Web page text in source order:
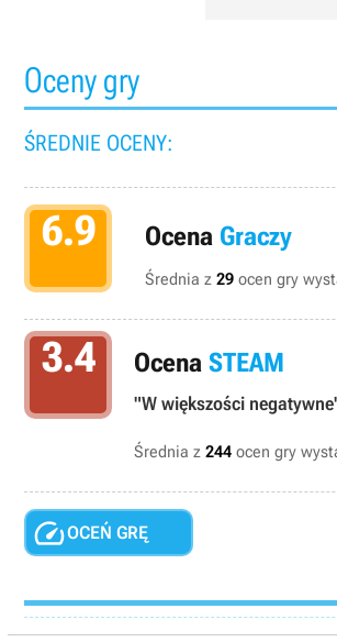
Oceny gry
ŚREDNIE OCENY:
6.9 Ocena Graczy
Średnia z 29 ocen gry
3.4 Ocena STEAM
"W większości
Średnia z 244 ocen gry
OCEŃ GRĘ